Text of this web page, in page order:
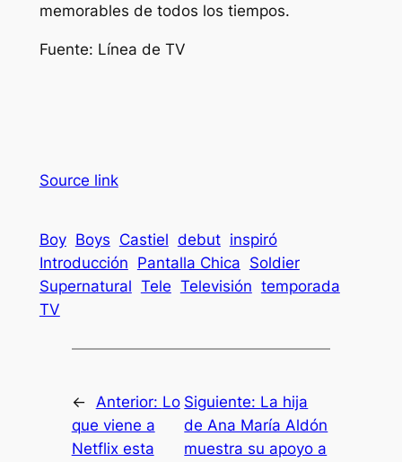
memorables de todos los tiempos.
Fuente: Línea de TV
Source link
Boy Boys Castiel debut inspiró
Introducción Pantalla Chica Soldier
Supernatural Tele Televisión temporada
TV
← Anterior: Lo
que viene a
Netflix esta
Siguiente: La hija
de Ana María Aldón
muestra su apoyo a